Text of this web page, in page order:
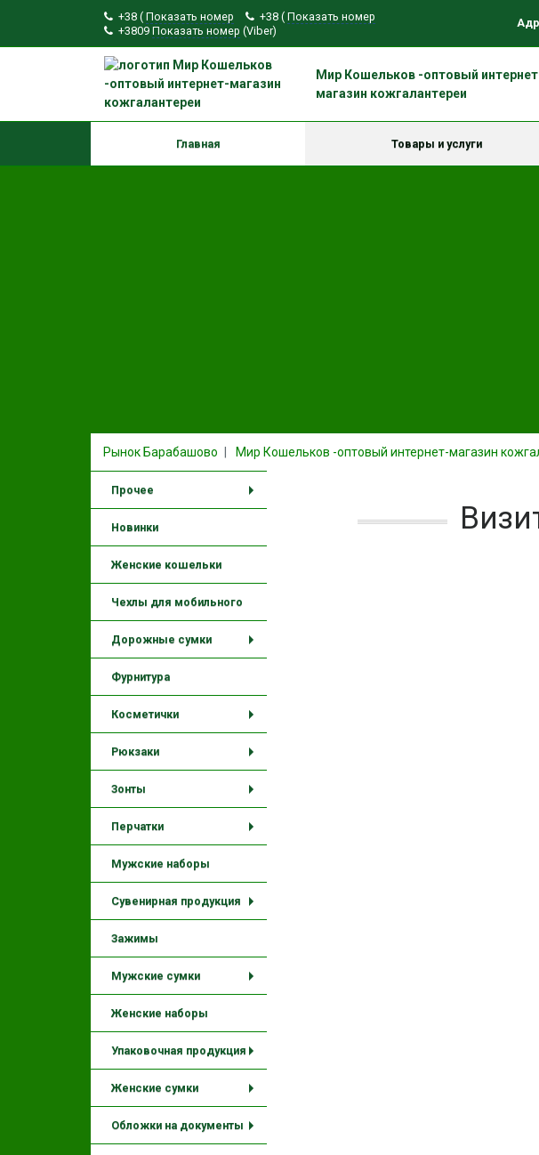
+38 ( Показать номер +38 ( Показать номер
+3809 Показать номер (Viber)
Мир Кошельков -оптовый
магазин кожгалантереи
Главная Товары и услуги
Рынок Барабашово Мир Кошельков -оптовый интернет-магазин
Прочее
Новинки
Женские кошельки
Чехлы для мобильного
Дорожные сумки
Фурнитура
Косметички
Рюкзаки
Зонты
Перчатки
Мужские наборы
Сувенирная продукция
Зажимы
Мужские сумки
Женские наборы
Упаковочная продукция
Женские сумки
Обложки на документы